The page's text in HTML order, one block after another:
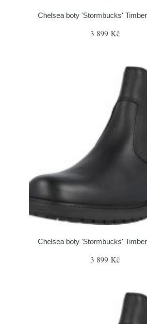
Chelsea boty 'Stormbucks'
3 899 Kč
Chelsea boty 'Stormbucks'
3 899 Kč